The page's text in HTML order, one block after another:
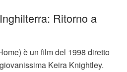
Ritorno a
è un film del 1998 diretto
Keira Knightley.